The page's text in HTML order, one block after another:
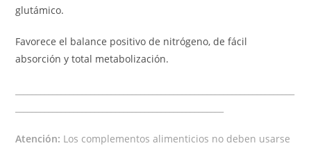
glutámico.
Favorece el balance positivo de nitrógeno, de fácil
absorción y total metabolización.
Atención: Los complementos alimenticios no deben usarse